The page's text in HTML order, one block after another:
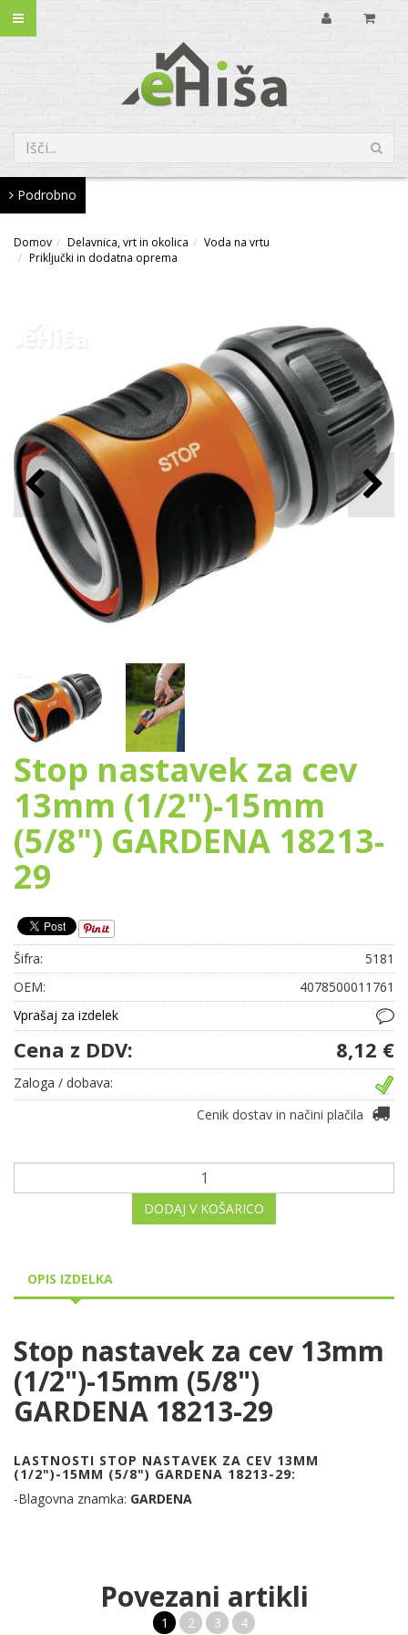
Podrobno
Domov Delavnica, vrt in okolica
Voda na vrtu
Priključki in dodatna oprema
Stop nastavek za cev
13mm (1/2")-15mm
(5/8") GARDENA 18213-
29
Šifra:
5181
OEM:
4078500011761
Vprašaj za izdelek
Cena z DDV: 8,12 €
Zaloga / dobava:
Cenik dostav in načini plačila
DODAJ V KOŠARICO
OPIS IZDELKA
Stop nastavek za cev 13mm
(1/2")-15mm (5/8")
GARDENA 18213-29
LASTNOSTI STOP NASTAVEK ZA CEV 13MM
(1/2")-15MM (5/8") GARDENA 18213-29:
-Blagovna znamka: GARDENA
Povezani artikli
1 2 3 4